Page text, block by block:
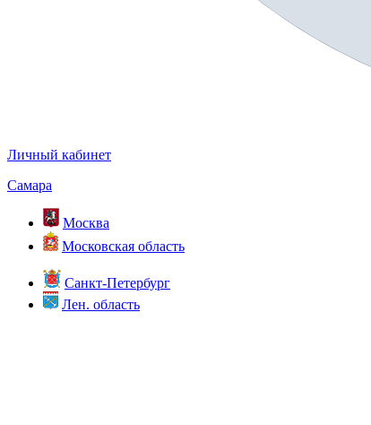
Личный кабинет
Самара
Москва
Московская область
Санкт-Петербург
Лен. область